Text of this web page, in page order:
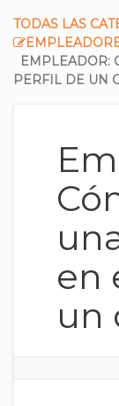
TODAS LAS
EMPLEADOR:
PERFIL DE UN
en
un